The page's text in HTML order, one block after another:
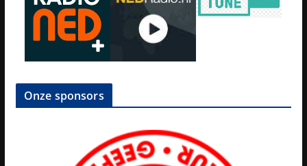
Onze sponsors